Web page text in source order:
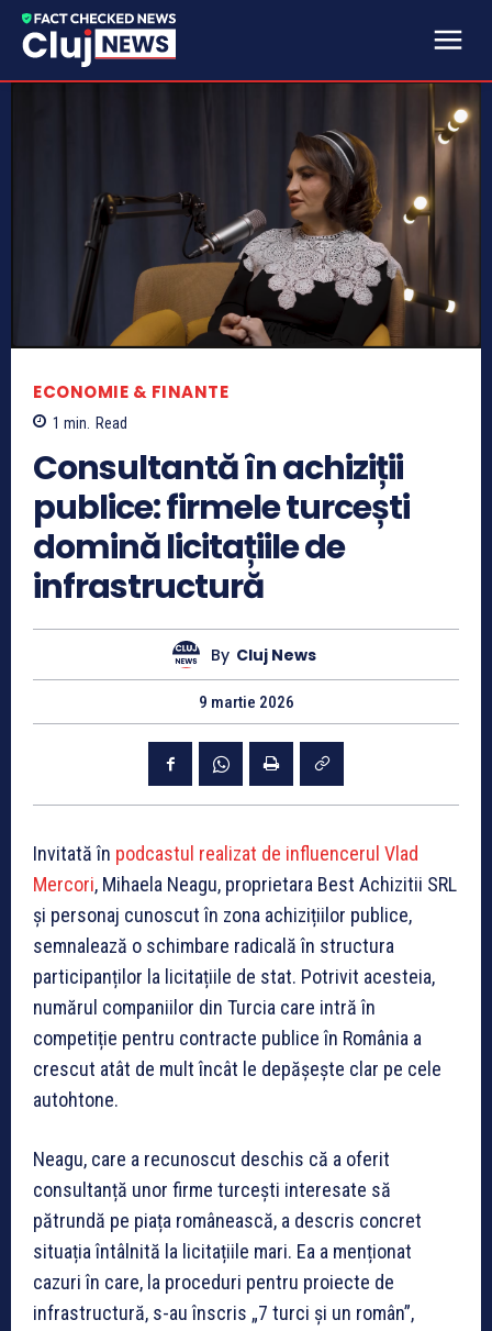
ECONOMIE & FINANTE
1 min. Read
Consultantă în achiziții
publice: firmele turcești
domină licitațiile de
infrastructură
By Cluj News
9 martie 2026
Invitată în podcastul realizat de influencerul Vlad
Mercori, Mihaela Neagu, proprietara Best Achizitii SRL
și personaj cunoscut în zona achizițiilor publice,
semnalează o schimbare radicală în structura
participanților la licitațiile de stat. Potrivit acesteia,
numărul companiilor din Turcia care intră în
competiție pentru contracte publice în România a
crescut atât de mult încât le depășește clar pe cele
autohtone.
Neagu, care a recunoscut deschis că a oferit
consultanță unor firme turcești interesate să
pătrundă pe piața românească, a descris concret
situația întâlnită la licitațiile mari. Ea a menționat
cazuri în care, la proceduri pentru proiecte de
infrastructură, s-au înscris „7 turci și un român”,